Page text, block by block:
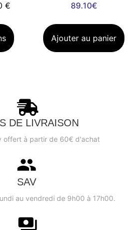
€ 89.10€
Ajouter au panier
DE LIVRAISON
offert à partir de 60€ d'achat
SAV
au vendredi de 9h00 à 17h00.